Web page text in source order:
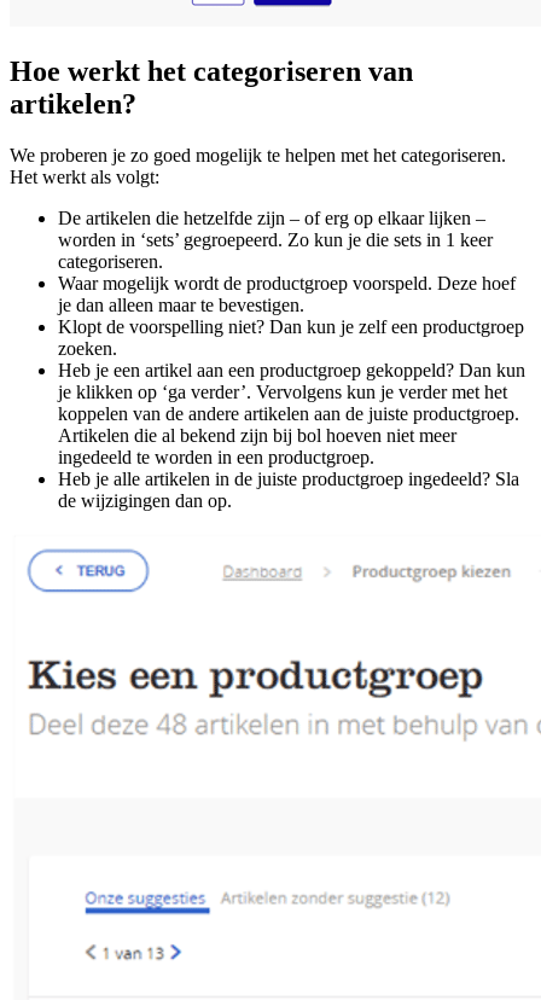
Hoe werkt het categoriseren van
artikelen?
We proberen je zo goed mogelijk te helpen met het categoriseren.
Het werkt als volgt:
De artikelen die hetzelfde zijn – of erg op elkaar lijken –
worden in ‘sets’ gegroepeerd. Zo kun je die sets in 1 keer
categoriseren.
Waar mogelijk wordt de productgroep voorspeld. Deze hoef
je dan alleen maar te bevestigen.
Klopt de voorspelling niet? Dan kun je zelf een productgroep
zoeken.
Heb je een artikel aan een productgroep gekoppeld? Dan kun
je klikken op ‘ga verder’. Vervolgens kun je verder met het
koppelen van de andere artikelen aan de juiste productgroep.
Artikelen die al bekend zijn bij bol hoeven niet meer
ingedeeld te worden in een productgroep.
Heb je alle artikelen in de juiste productgroep ingedeeld? Sla
de wijzigingen dan op.